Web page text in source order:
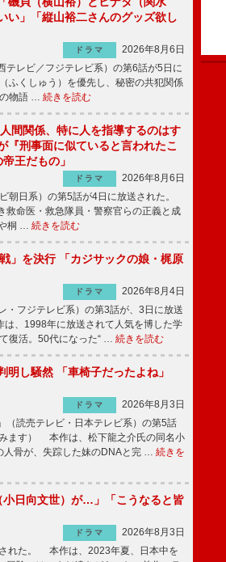
い」「縦山裕二さんのグッズ欲し
ドラマ
2026年8月6日
レビ／フジテレビ系）の第6話が5日に
くしゅう）を優先し、秘密の共犯関係
物語 … 続きを読む
間関係、特に人を指導するのはす
『刑事面に似ていると言われたこ
王だもの」
ドラマ
2026年8月6日
日系）の第5話が4日に放送された。
命医・救急隊員・警察官らの正義と成
桐 … 続きを読む
」を決行 「カジサックの娘・梶原
ドラマ
2026年8月4日
フジテレビ系）の第3話が、3日に放送
、1998年に放送されて人気を博した学
復活。50代になった“ … 続きを読む
明し騒然 「車椅子だったよね」
ドラマ
2026年8月3日
読売テレビ・日本テレビ系）の第5話
ます） 本作は、松下龍之介氏の同名小
骨が、失踪した妹のDNAと完 … 続きを
小日向文世）が…」「こうなると皆
ドラマ
2026年8月3日
れた。 本作は、2023年夏、日本中を